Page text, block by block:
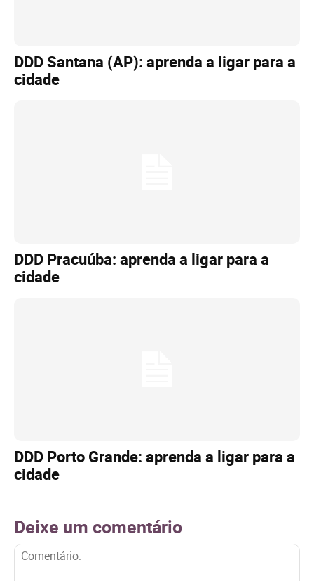
DDD Santana (AP): aprenda a ligar para a
cidade
DDD Pracuúba: aprenda a ligar para a
cidade
DDD Porto Grande: aprenda a ligar para a
cidade
Deixe um comentário